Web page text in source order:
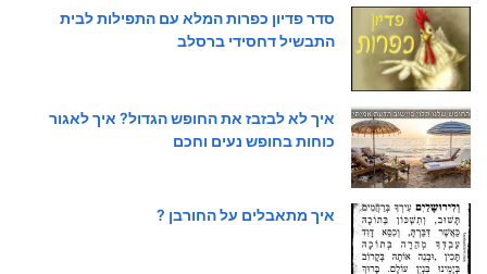
סדר פדיון כפרות המלא עם התפילות לבית
התבשיל דחסידי ברסלב
איך לא לבזבז את החופש הגדול? איך לאגור
כוחות בחופש נעים וחכם
איך מתאבלים על החורבן ?